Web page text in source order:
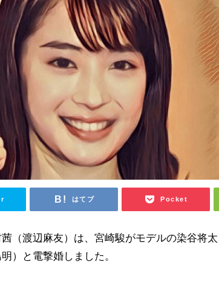
はてブ Pocket
（渡辺麻友）は、宮崎駿がモデルの染谷将
）と電撃婚しました。